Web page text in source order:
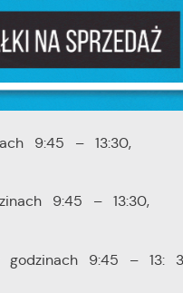
i utrudnień
zostaną wyłączone z
9:45 – 13:30,
9:45 – 13:30,
9:45 – 13: